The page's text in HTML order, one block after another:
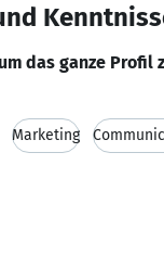
das ganze Profil
Marketing